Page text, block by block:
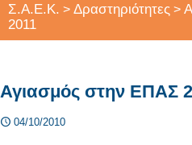
Σ.Α.Ε.Κ. > Δραστηριότητες >
2011
Αγιασμός στην ΕΠΑΣ
04/10/2010